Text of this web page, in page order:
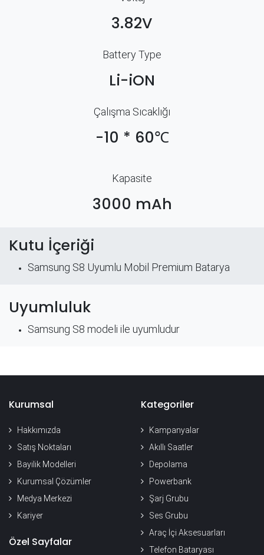
3.82V
Battery Type
Li-iON
Çalışma Sıcaklığı
-10 * 60℃
Kapasite
3000 mAh
Kutu İçeriği
Samsung S8 Uyumlu Mobil Premium Batarya
Uyumluluk
Samsung S8 modeli ile uyumludur
Kurumsal
Hakkımızda
Satış Noktaları
Bayilik Modelleri
Kurumsal Çözümler
Medya Merkezi
Kariyer
Özel Sayfalar
Kategoriler
Kampanyalar
Akıllı Saatler
Depolama
Powerbank
Şarj Grubu
Ses Grubu
Araç İçi Aksesuarları
Telefon Bataryası